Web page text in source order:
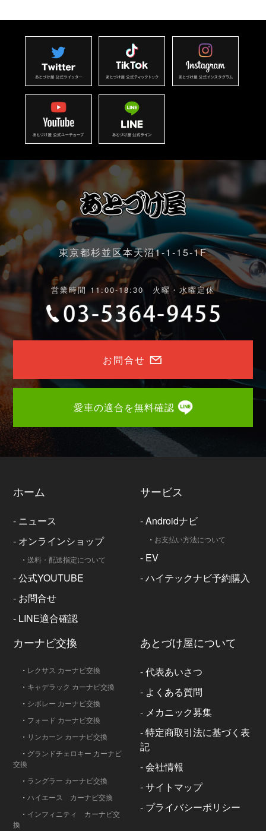
東京都杉並区本天沼1-1-15-1F
営業時間 11:00-18:30 火曜・水曜定休
お問合せ
愛車の適合を無料確認
ホーム
- ニュース
- オンラインショップ
・送料・配送指定について
-公式YOUTUBE
- お問合せ
- LINE適合確認
サービス
-Androidナビ
・ お支払い方法について
- EV
-ハイテックナビ予約購入
カーナビ交換
・ レクサス カーナビ交換
・ キャデラック カーナビ交換
・ シボレー カーナビ交換
・ フォード カーナビ交換
・ リンカーン カーナビ交換
・ グランドチェロキー カーナビ
交換
・ ラングラー カーナビ交換
・ ハイエース カーナビ交換
・ インフィニティ カーナビ交
換
あとづけ屋について
-代表あいさつ
- よくある質問
- メカニック募集
-特定商取引法に基づく表
記
-会社情報
-サイトマップ
- プライバシーポリシー